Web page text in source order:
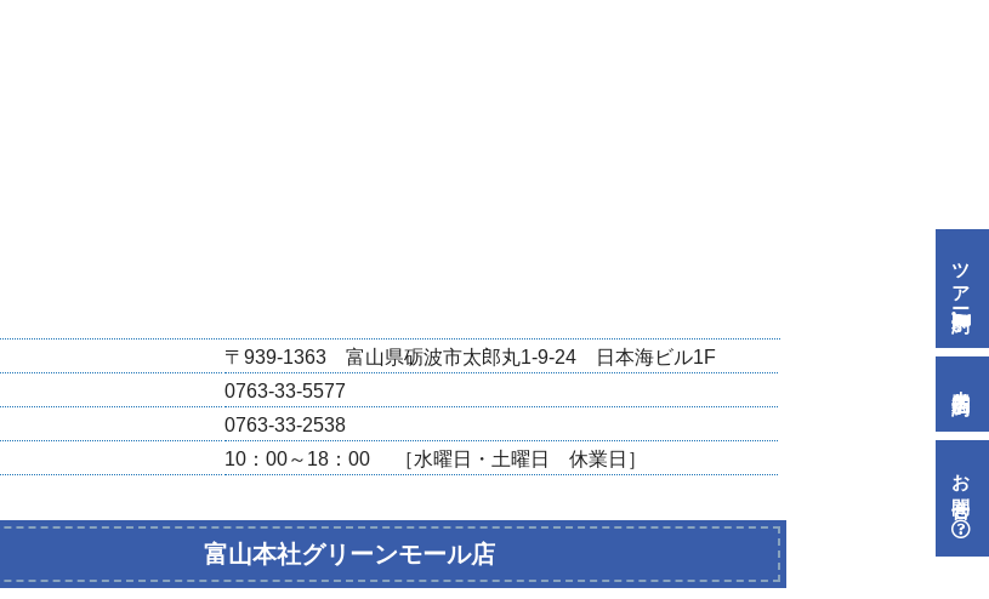
〒939-1363 富山県砺波市太郎丸1-9-24 日本海ビル1F
0763-33-5577
0763-33-2538
10：00～18：00 ［水曜日・土曜日 休業日］
富山本社グリーンモール店
ツアー予約
お問合せ